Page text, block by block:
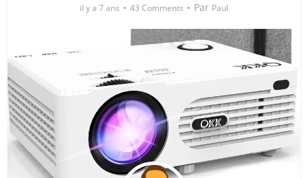
il y a 7 ans 43 Comments Par Paul